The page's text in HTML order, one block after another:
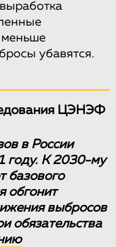
меньше
убавятся.
ЦЭНЭФ
в России
году. К 2030-му
базового
обгонит
выбросов
обязательства